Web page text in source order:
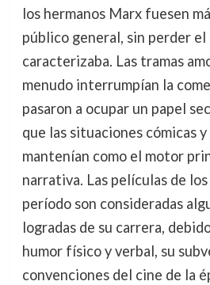
los hermanos Marx fuesen
público general, sin perder
caracterizaba. Las tramas
menudo interrumpían la
pasaron a ocupar un papel
que las situaciones cómicas y
mantenían como el motor
narrativa. Las películas de
período son consideradas
logradas de su carrera,
humor físico y verbal, su
convenciones del cine de la